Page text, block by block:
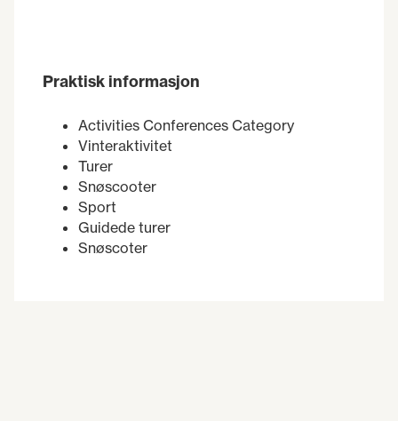
Praktisk informasjon
Activities Conferences Category
Vinteraktivitet
Turer
Snøscooter
Sport
Guidede turer
Snøscoter